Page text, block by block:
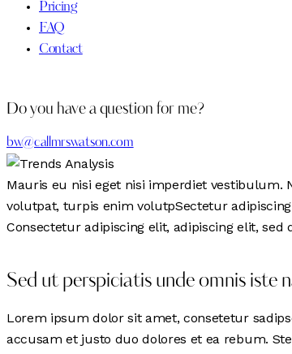
Pricing
FAQ
Contact
Do you have a question for me?
bw@callmrswatson.com
Mauris eu nisi eget nisi imperdiet vestibulum.
volutpat, turpis enim volutpSectetur
Consectetur adipiscing elit, adipiscing elit, sed
Sed ut perspiciatis unde omnis iste
Lorem ipsum dolor sit amet, consetetur
accusam et justo duo dolores et ea rebum.